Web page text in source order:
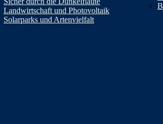
Landwirtschaft und Photovoltaik
Solarparks und Artenvielfalt